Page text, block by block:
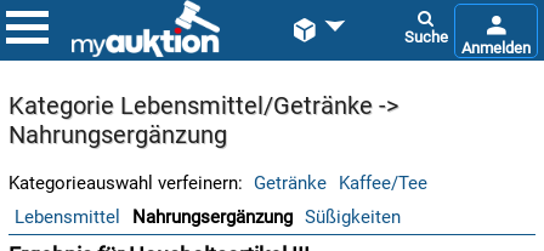
 
Kategorie Lebensmittel/Getränke ->
Nahrungsergänzung
Getränke
Kaffee/Tee
Lebensmittel
Nahrungsergänzung Süßigkeiten